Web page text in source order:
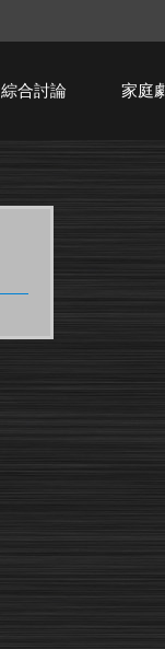
綜合討論 家庭